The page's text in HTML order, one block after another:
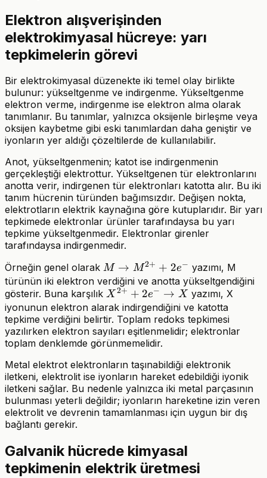
Elektron alışverişinden
elektrokimyasal hücreye: yarı
tepkimelerin görevi
Bir elektrokimyasal düzenekte iki temel olay birlikte
bulunur: yükseltgenme ve indirgenme. Yükseltgenme
elektron verme, indirgenme ise elektron alma olarak
tanımlanır. Bu tanımlar, yalnızca oksijenle birleşme veya
oksijen kaybetme gibi eski tanımlardan daha geniştir ve
iyonların yer aldığı çözeltilerde de kullanılabilir.
Anot, yükseltgenmenin; katot ise indirgenmenin
gerçekleştiği elektrottur. Yükseltgenen tür elektronlarını
anotta verir, indirgenen tür elektronları katotta alır. Bu iki
tanım hücrenin türünden bağımsızdır. Değişen nokta,
elektrotların elektrik kaynağına göre kutuplarıdır. Bir yarı
tepkimede elektronlar ürünler tarafındaysa bu yarı
tepkime yükseltgenmedir. Elektronlar girenler
tarafındaysa indirgenmedir.
Örneğin genel olarak M
\rightarrow
M^{2+} +
2e^-
M → M2+ + 2e− yazımı, M
türünün iki elektron verdiğini ve anotta yükseltgendiğini
gösterir. Buna karşılık X^{2+} +
2e^-
\rightarrow
X
X 2+ + 2e− → X yazımı, X
iyonunun elektron alarak indirgendiğini ve katotta
tepkime verdiğini belirtir. Toplam redoks tepkimesi
yazılırken elektron sayıları eşitlenmelidir; elektronlar
toplam denklemde görünmemelidir.
Metal elektrot elektronların taşınabildiği elektronik
iletkeni, elektrolit ise iyonların hareket edebildiği iyonik
iletkeni sağlar. Bu nedenle yalnızca iki metal parçasının
bulunması yeterli değildir; iyonların hareketine izin veren
elektrolit ve devrenin tamamlanması için uygun bir dış
bağlantı gerekir.
Galvanik hücrede kimyasal
tepkimenin elektrik üretmesi